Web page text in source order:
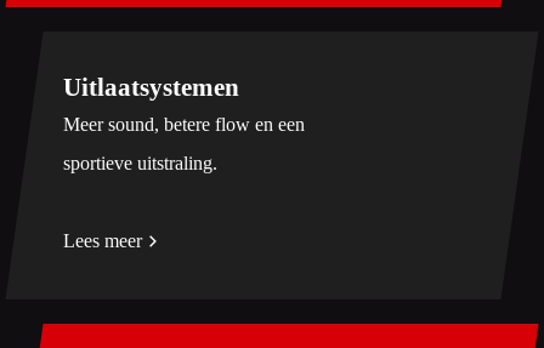
Uitlaatsystemen
Meer sound, betere flow en een
sportieve uitstraling.
Lees meer